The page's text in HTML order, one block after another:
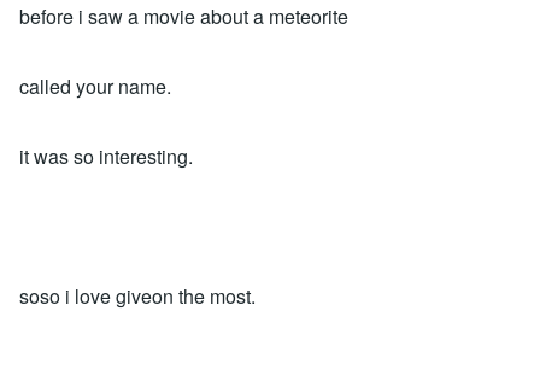
before i saw a movie about a meteorite
called your name.
it was so interesting.
soso i love giveon the most.